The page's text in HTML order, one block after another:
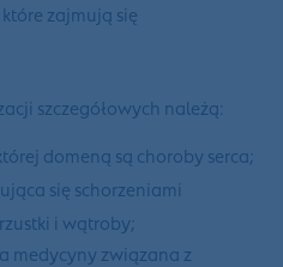
zajmują się
szczegółowych należą:
domeną są choroby serca;
się schorzeniami
i wątroby;
medycyny związana z